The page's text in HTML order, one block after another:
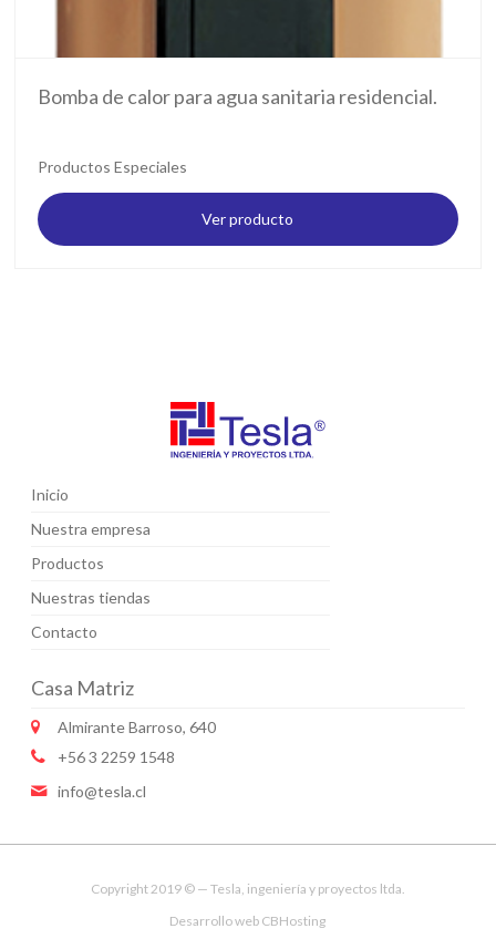
Bomba de calor para agua sanitaria residencial.
Productos Especiales
Ver producto
Inicio
Nuestra empresa
Productos
Nuestras tiendas
Contacto
Casa Matriz
Almirante Barroso, 640
+56 3 2259 1548
info@tesla.cl
Copyright 2019 © — Tesla, ingeniería y proyectos ltda.
Desarrollo web CBHosting